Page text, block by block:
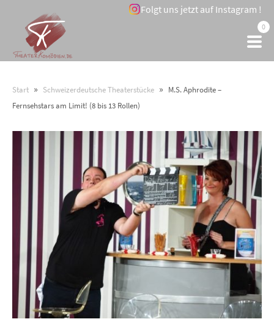
Folgt uns jetzt auf Instagram !
0
Start » Schweizerdeutsche Theaterstücke » M.S. Aphrodite –
Fernsehstars am Limit! (8 bis 13 Rollen)